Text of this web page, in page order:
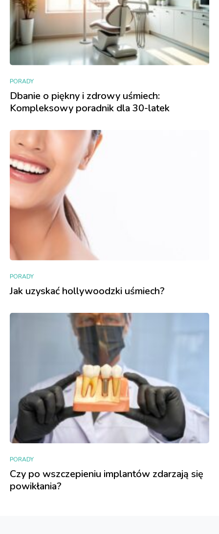
PORADY
Dbanie o piękny i zdrowy uśmiech:
Kompleksowy poradnik dla 30-latek
PORADY
Jak uzyskać hollywoodzki uśmiech?
PORADY
Czy po wszczepieniu implantów zdarzają się
powikłania?